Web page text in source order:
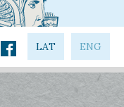
LAT ENG